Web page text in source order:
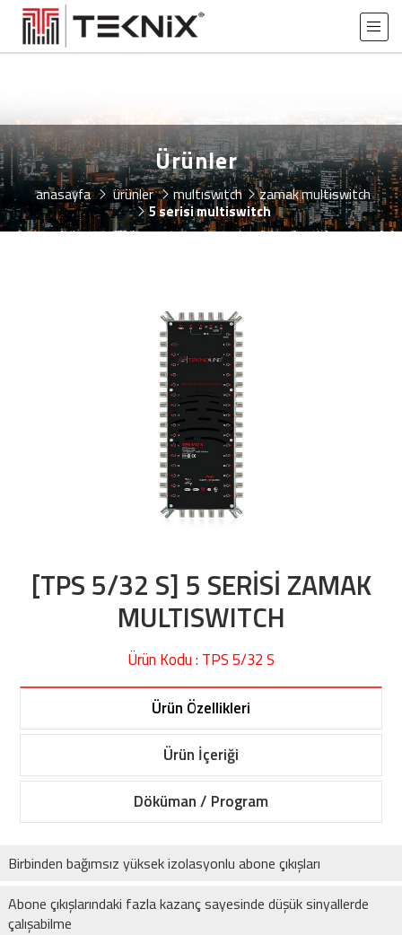
Ürünler
anasayfa ürünler multiswitch
zamak multiswitch
5 serisi multiswitch
[TPS 5/32 S] 5 SERİSİ ZAMAK
MULTISWITCH
Ürün Kodu : TPS 5/32 S
Ürün Özellikleri
Ürün İçeriği
Döküman / Program
Birbinden bağımsız yüksek izolasyonlu abone çıkışları
Abone çıkışlarındaki fazla kazanç sayesinde düşük sinyallerde
çalışabilme